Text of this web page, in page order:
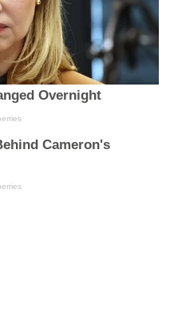
Overnight
Cameron's